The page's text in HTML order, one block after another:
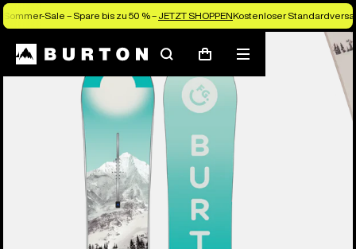
Sommer-Sale – Spare bis zu 50 % – JETZT SHOPPENKostenloser
SuchenWarenkorb
Menü
Die Experten von Burton erklären es dir